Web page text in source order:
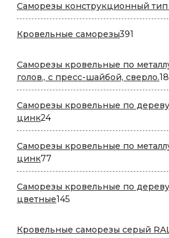
Саморезы конструкционный тип
Кровельные саморезы391
Саморезы кровельные по
голов., с пресс-шайбой, сверло.18
Саморезы кровельные по
цинк2424
товара
Саморезы кровельные по
цинк77
товаров
Саморезы кровельные по
цветные145145
Кровельные саморезы серый